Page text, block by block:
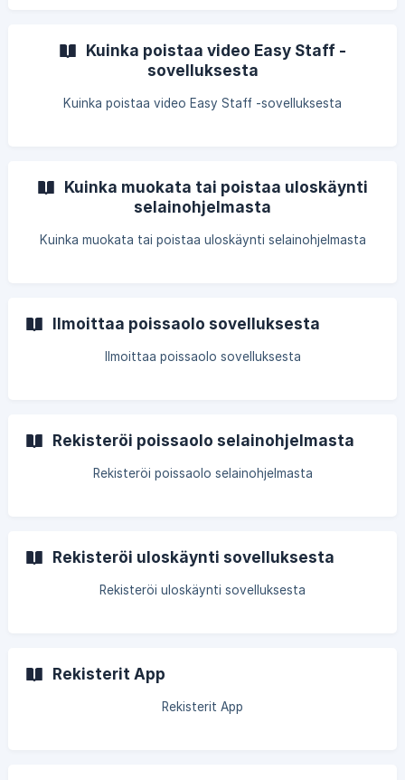
Kuinka poistaa video Easy Staff -
sovelluksesta
Kuinka poistaa video Easy Staff -sovelluksesta
Kuinka muokata tai poistaa uloskäynti
selainohjelmasta
Kuinka muokata tai poistaa uloskäynti selainohjelmasta
Ilmoittaa poissaolo sovelluksesta
Ilmoittaa poissaolo sovelluksesta
Rekisteröi poissaolo selainohjelmasta
Rekisteröi poissaolo selainohjelmasta
Rekisteröi uloskäynti sovelluksesta
Rekisteröi uloskäynti sovelluksesta
Rekisterit App
Rekisterit App